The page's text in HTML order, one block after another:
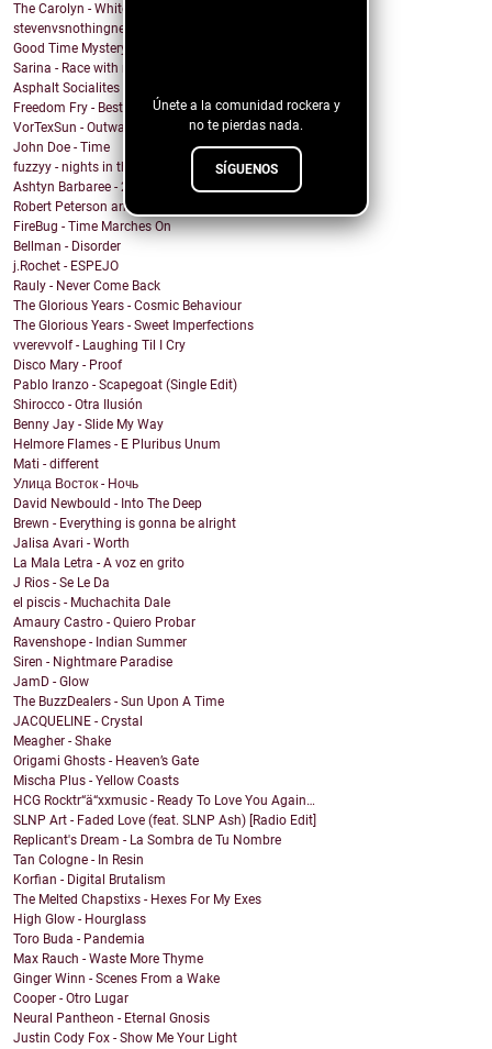
Únete a la comunidad rockera y
no te pierdas nada.
SÍGUENOS
The Carolyn - White Russians
stevenvsnothingness - Always
Good Time Mystery Vision - Hot Headed Hector
Sarina - Race with no end
Asphalt Socialites - Marcus Aurelius
Freedom Fry - Best Friend
VorTexSun - Outward Spinning
John Doe - Time
fuzzyy - nights in the basement ft. long beard
Ashtyn Barbaree - 2am Shadow (Piano Version)
Robert Peterson and The Crusade - Of All The World
FireBug - Time Marches On
Bellman - Disorder
j.Rochet - ESPEJO
Rauly - Never Come Back
The Glorious Years - Cosmic Behaviour
The Glorious Years - Sweet Imperfections
vverevvolf - Laughing Til I Cry
Disco Mary - Proof
Pablo Iranzo - Scapegoat (Single Edit)
Shirocco - Otra Ilusión
Benny Jay - Slide My Way
Helmore Flames - E Pluribus Unum
Mati - different
Улица Восток - Ночь
David Newbould - Into The Deep
Brewn - Everything is gonna be alright
Jalisa Avari - Worth
La Mala Letra - A voz en grito
J Rios - Se Le Da
el piscis - Muchachita Dale
Amaury Castro - Quiero Probar
Ravenshope - Indian Summer
Siren - Nightmare Paradise
JamD - Glow
The BuzzDealers - Sun Upon A Time
JACQUELINE - Crystal
Meagher - Shake
Origami Ghosts - Heaven’s Gate
Mischa Plus - Yellow Coasts
HCG Rocktr“ä“xxmusic - Ready To Love You Again…
SLNP Art - Faded Love (feat. SLNP Ash) [Radio Edit]
Replicant's Dream - La Sombra de Tu Nombre
Tan Cologne - In Resin
Korfian - Digital Brutalism
The Melted Chapstixs - Hexes For My Exes
High Glow - Hourglass
Toro Buda - Pandemia
Max Rauch - Waste More Thyme
Ginger Winn - Scenes From a Wake
Cooper - Otro Lugar
Neural Pantheon - Eternal Gnosis
Justin Cody Fox - Show Me Your Light